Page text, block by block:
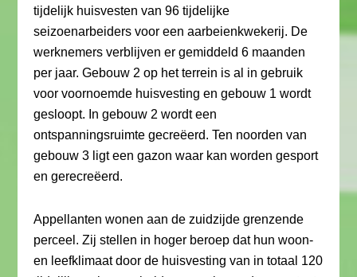
tijdelijk huisvesten van 96 tijdelijke
seizoenarbeiders voor een aarbeienkwekerij. De
werknemers verblijven er gemiddeld 6 maanden
per jaar. Gebouw 2 op het terrein is al in gebruik
voor voornoemde huisvesting en gebouw 1 wordt
gesloopt. In gebouw 2 wordt een
ontspanningsruimte gecreëerd. Ten noorden van
gebouw 3 ligt een gazon waar kan worden gesport
en gerecreëerd.
Appellanten wonen aan de zuidzijde grenzende
perceel. Zij stellen in hoger beroep dat hun woon-
en leefklimaat door de huisvesting van in totaal 120